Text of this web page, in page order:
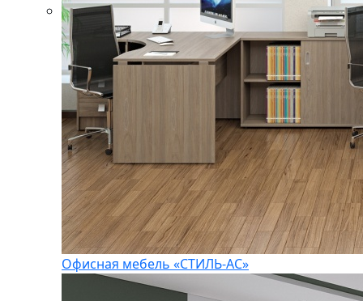
Офисная мебель «СТИЛЬ-АС»